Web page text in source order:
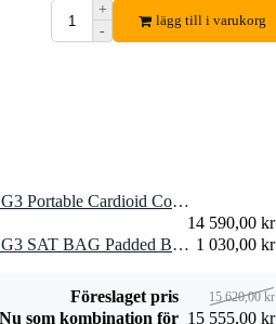
+
-
lägg till i varukorg
1 x LD Systems MAUI 28 G3 Portable Cardioid Column Array Speaker System (Black)
14 590,00 kr
1 x LD Systems MAUI 28 G3 SAT BAG Padded Bag for MAUI 28 G3 Column Array Speakers 1 030,00 kr
Föreslaget pris 15 620,00 kr
Nu som kombination för 15 555,00 kr